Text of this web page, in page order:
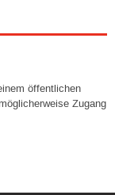
öffentlichen
Zugang